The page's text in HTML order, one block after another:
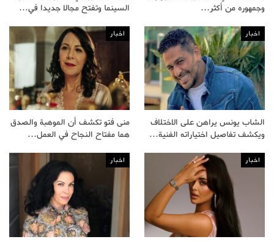
وجمهوره من أكثر…
السينما وتفتح مجالا جديدا في…
اخبار
الشاب يونس يراهن على الاختلاف
ويكشف تفاصيل اختياراته الفنية…
اخبار
منى فتو تكشف أن الموهبة والصدق
هما مفتاح النجاح في العمل…
اخبار اخبار